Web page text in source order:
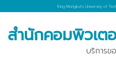
King Mongkut's University of
สำนักคอมพิวเต
บริการข